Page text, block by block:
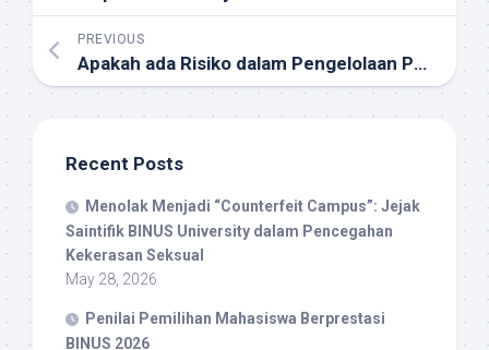
PREVIOUS
Apakah ada Risiko dalam Pengelolaan Perpustakaan Daring (Online Library)?
Recent Posts
Menolak Menjadi “Counterfeit Campus”: Jejak
Saintifik BINUS University dalam Pencegahan
Kekerasan Seksual
May 28, 2026
Penilai Pemilihan Mahasiswa Berprestasi
BINUS 2026